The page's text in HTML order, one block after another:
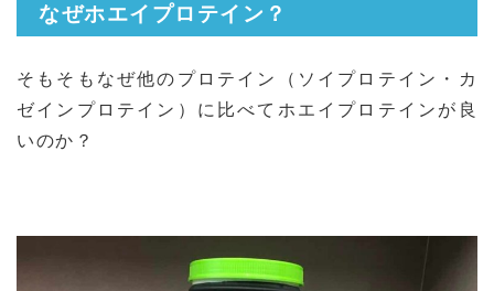
なぜホエイプロテイン？
そもそもなぜ他のプロテイン（ソイプロテイン・カ
ゼインプロテイン）に比べてホエイプロテインが良
いのか？